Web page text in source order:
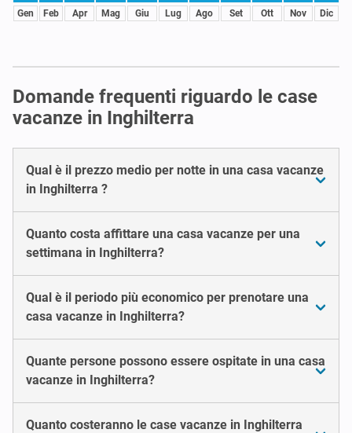
Gen Feb Apr Mag Giu Lug Ago Set Ott Nov Dic
Domande frequenti riguardo le case
vacanze in Inghilterra
Qual è il prezzo medio per notte in una casa vacanze
in Inghilterra ?
Quanto costa affittare una casa vacanze per una
settimana in Inghilterra?
Qual è il periodo più economico per prenotare una
casa vacanze in Inghilterra?
Quante persone possono essere ospitate in una casa
vacanze in Inghilterra?
Quanto costeranno le case vacanze in Inghilterra